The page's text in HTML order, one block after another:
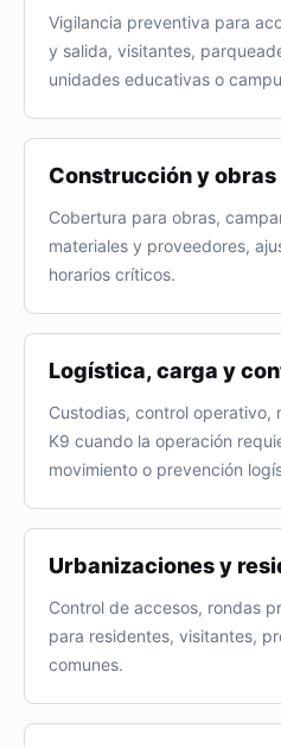
Vigilancia preventiva para
y salida, visitantes,
unidades educativas o
Construcción y obras
Cobertura para obras,
materiales y proveedores,
horarios críticos.
Logística, carga y
Custodias, control operativo,
K9 cuando la operación
movimiento o prevención
Urbanizaciones y
Control de accesos, rondas
para residentes, visitantes,
comunes.